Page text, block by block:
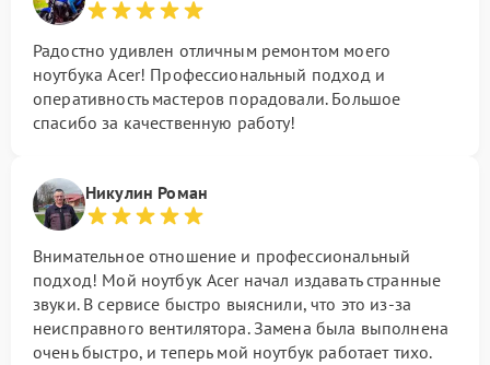
Радостно удивлен отличным ремонтом моего
ноутбука Acer! Профессиональный подход и
оперативность мастеров порадовали. Большое
спасибо за качественную работу!
Никулин Роман
Внимательное отношение и профессиональный
подход! Мой ноутбук Acer начал издавать странные
звуки. В сервисе быстро выяснили, что это из-за
неисправного вентилятора. Замена была выполнена
очень быстро, и теперь мой ноутбук работает тихо.